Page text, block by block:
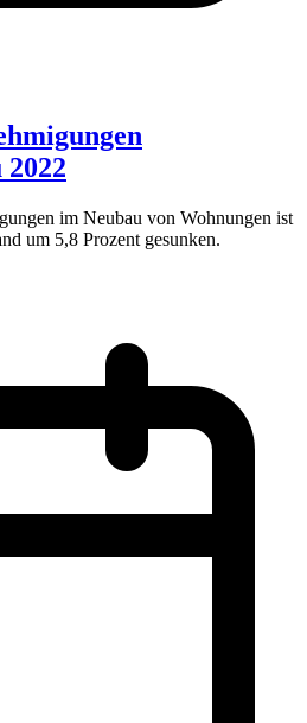
2022
im Neubau von Wohnungen ist
um 5,8 Prozent gesunken.